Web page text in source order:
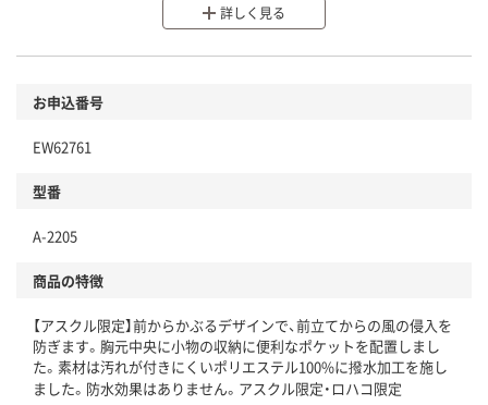
分別・リサイクルしやすい設計
本体
仕組
この商品の環境配慮ポイントです。下記商品詳細「
アスクル商品環境スコア詳細／加点項目
」で確認できます。
詳しく見る
お申込番号
EW62761
型番
A-2205
商品の特徴
【アスクル限定】前からかぶるデザインで、前立てからの風の侵入を
防ぎます。胸元中央に小物の収納に便利なポケットを配置しまし
た。素材は汚れが付きにくいポリエステル100%に撥水加工を施し
ました。防水効果はありません。アスクル限定・ロハコ限定